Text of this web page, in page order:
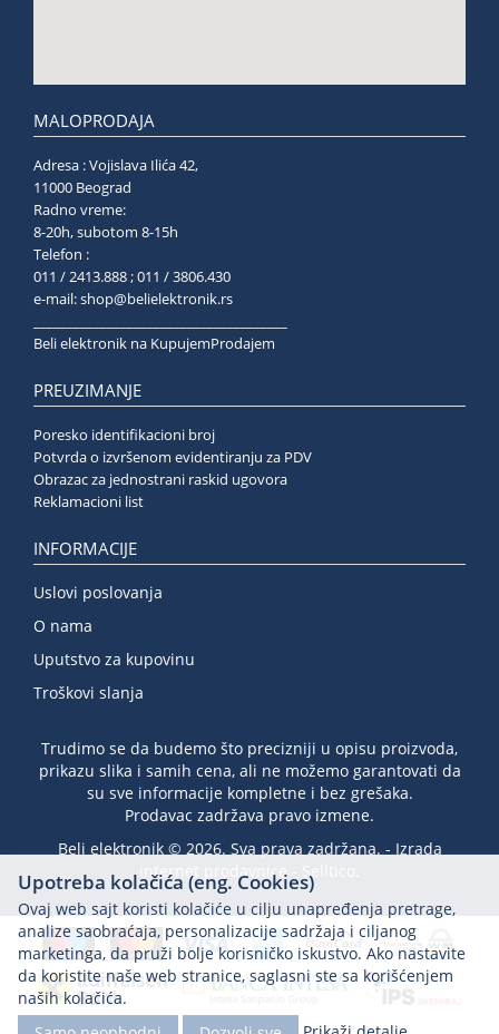
MALOPRODAJA
Adresa : Vojislava Ilića 42,
11000 Beograd
Radno vreme:
8-20h, subotom 8-15h
Telefon :
011 / 2413.888 ; 011 / 3806.430
e-mail:shop@belielektronik.rs
Beli elektronik na KupujemProdajem
PREUZIMANJE
Poresko identifikacioni broj
Potvrda o izvršenom evidentiranju za PDV
Obrazac za jednostrani raskid ugovora
Reklamacioni list
INFORMACIJE
Uslovi poslovanja
O nama
Uputstvo za kupovinu
Troškovi slanja
Trudimo se da budemo što precizniji u opisu proizvoda,
prikazu slika i samih cena, ali ne možemo garantovati da
su sve informacije kompletne i bez grešaka.
Prodavac zadržava pravo izmene.
Beli elektronik © 2026. Sva prava zadržana. - Izrada
internet prodavnice
Selltico.
Upotreba kolačića (eng. Cookies)
Ovaj web sajt koristi kolačiće u cilju unapređenja pretrage,
analize saobraćaja, personalizacije sadržaja i ciljanog
marketinga, da pruži bolje korisničko iskustvo. Ako nastavite
da koristite naše web stranice, saglasni ste sa korišćenjem
naših kolačića.